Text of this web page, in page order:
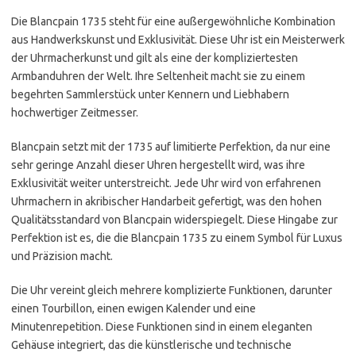
Die Blancpain 1735 steht für eine außergewöhnliche Kombination
aus Handwerkskunst und Exklusivität. Diese Uhr ist ein Meisterwerk
der Uhrmacherkunst und gilt als eine der kompliziertesten
Armbanduhren der Welt. Ihre Seltenheit macht sie zu einem
begehrten Sammlerstück unter Kennern und Liebhabern
hochwertiger Zeitmesser.
Blancpain setzt mit der 1735 auf limitierte Perfektion, da nur eine
sehr geringe Anzahl dieser Uhren hergestellt wird, was ihre
Exklusivität weiter unterstreicht. Jede Uhr wird von erfahrenen
Uhrmachern in akribischer Handarbeit gefertigt, was den hohen
Qualitätsstandard von Blancpain widerspiegelt. Diese Hingabe zur
Perfektion ist es, die die Blancpain 1735 zu einem Symbol für Luxus
und Präzision macht.
Die Uhr vereint gleich mehrere komplizierte Funktionen, darunter
einen Tourbillon, einen ewigen Kalender und eine
Minutenrepetition. Diese Funktionen sind in einem eleganten
Gehäuse integriert, das die künstlerische und technische